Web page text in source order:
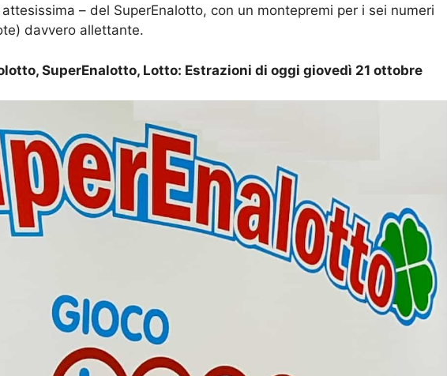
– del SuperEnalotto, con un montepremi per i sei numeri
davvero allettante.
SuperEnalotto, Lotto: Estrazioni di oggi giovedì 21 ottobre